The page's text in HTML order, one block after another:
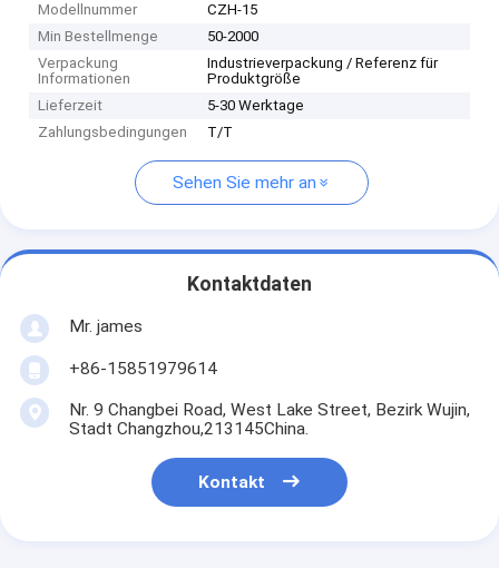
Modellnummer
CZH-15
Min Bestellmenge
50-2000
Verpackung
Informationen
Industrieverpackung / Referenz für
Produktgröße
Lieferzeit
5-30 Werktage
Zahlungsbedingungen
T/T
Sehen Sie mehr an
Kontaktdaten
Mr. james
+86-15851979614
Nr. 9 Changbei Road, West Lake Street, Bezirk Wujin,
Stadt Changzhou,213145China.
Kontakt